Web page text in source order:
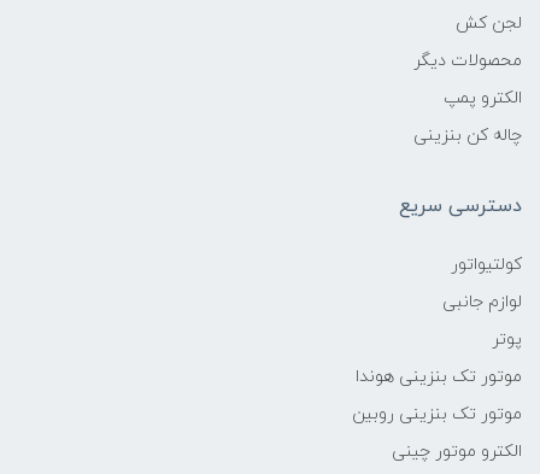
لجن کش
محصولات دیگر
الکترو پمپ
چاله کن بنزینی
دسترسی سریع
کولتیواتور
لوازم جانبی
پوتر
موتور تک بنزینی هوندا
موتور تک بنزینی روبین
الکترو موتور چینی